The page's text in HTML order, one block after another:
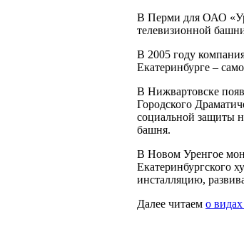
В Перми для ОАО
телевизионной
В 2005 году
Екатеринбурге –
В Нижвартовске
Городского
социальной защиты
башня.
В Новом Уренгое
Екатеринбургского
инсталляцию,
Далее читаем о